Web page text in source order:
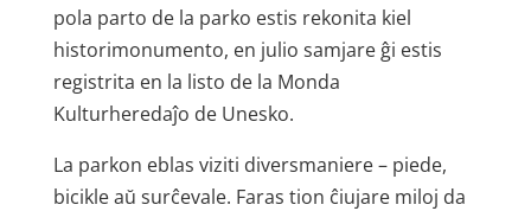
pola parto de la parko estis rekonita kiel
histori­monumento, en julio samjare ĝi estis
registrita en la listo de la Monda
Kulturheredaĵo de Unesko.
La parkon eblas viziti diversmaniere – piede,
bicikle aŭ surĉevale. Faras tion ĉiujare miloj da